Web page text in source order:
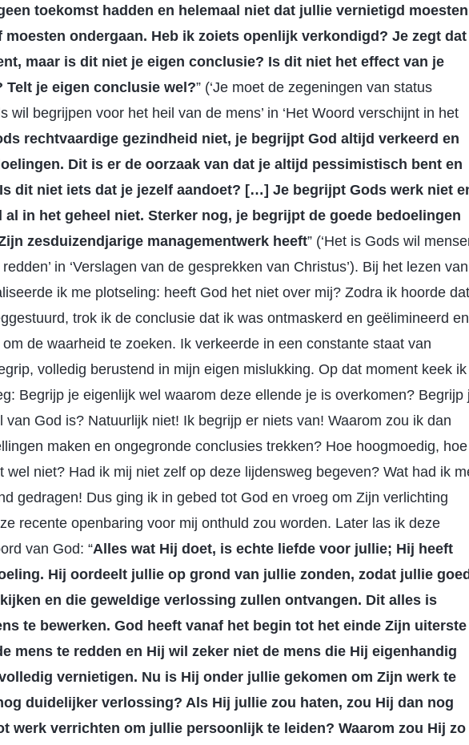
toekomst hadden en helemaal niet dat jullie vernietigd moesten
moesten ondergaan. Heb ik zoiets openlijk verkondigd? Je zegt dat
maar is dit niet je eigen conclusie? Is dit niet het effect van je
Telt je eigen conclusie wel?” (‘Je moet de zegeningen van status
wil begrijpen voor het heil van de mens’ in ‘Het Woord verschijnt in het
rechtvaardige gezindheid niet, je begrijpt God altijd verkeerd en
Dit is er de oorzaak van dat je altijd pessimistisch bent en
dit niet iets dat je jezelf aandoet? […] Je begrijpt Gods werk niet
in het geheel niet. Sterker nog, je begrijpt de goede bedoelingen
zesduizendjarige managementwerk heeft” (‘Het is Gods wil
in ‘Verslagen van de gesprekken van Christus’). Bij het lezen van
ik me plotseling: heeft God het niet over mij? Zodra ik hoorde dat
trok ik de conclusie dat ik was ontmaskerd en geëlimineerd en
de waarheid te zoeken. Ik verkeerde in een constante staat van
volledig berustend in mijn eigen mislukking. Op dat moment keek ik
Begrijp je eigenlijk wel waarom deze ellende je is overkomen? Begrijp
van God is? Natuurlijk niet! Ik begrijp er niets van! Waarom zou ik dan
maken en ongegronde conclusies trekken? Hoe hoogmoedig, hoe
wel niet? Had ik mij niet zelf op deze lijdensweg begeven? Wat had ik
gedragen! Dus ging ik in gebed tot God en vroeg om Zijn verlichting
recente openbaring voor mij onthuld zou worden. Later las ik deze
van God: “Alles wat Hij doet, is echte liefde voor jullie; Hij heeft
Hij oordeelt jullie op grond van jullie zonden, zodat jullie goed
en die geweldige verlossing zullen ontvangen. Dit alles is
te bewerken. God heeft vanaf het begin tot het einde Zijn uiterste
mens te redden en Hij wil zeker niet de mens die Hij eigenhandig
vernietigen. Nu is Hij onder jullie gekomen om Zijn werk te
duidelijker verlossing? Als Hij jullie zou haten, zou Hij dan nog
werk verrichten om jullie persoonlijk te leiden? Waarom zou Hij zo